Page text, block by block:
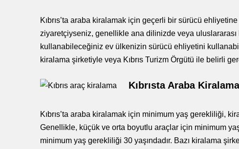
Kıbrıs’ta araba kiralamak için geçerli bir sürücü
ziyaretçiyseniz, genellikle ana dilinizde veya
kullanabileceğiniz ev ülkenizin sürücü ehliyetini
kiralama şirketiyle veya Kıbrıs Turizm Örgütü ile belirli
Kıbrısta Araba
Kıbrıs’ta araba kiralamak için minimum yaş gerekliliği,
Genellikle, küçük ve orta boyutlu araçlar için minimum
minimum yaş gerekliliği 30 yaşındadır. Bazı kiralama